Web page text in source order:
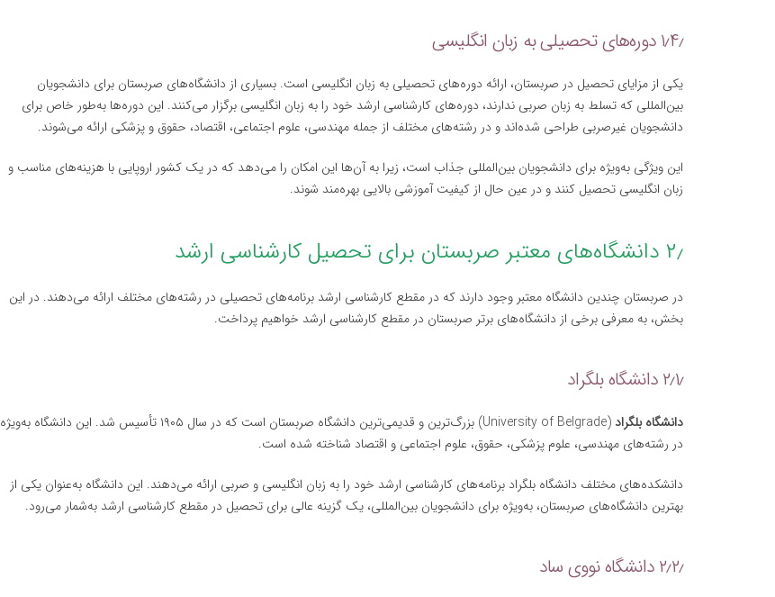
۱٫۴٫ دوره‌های تحصیلی به زبان انگلیسی
یکی از مزایای تحصیل در صربستان، ارائه دوره‌های تحصیلی به زبان انگلیسی است. بسیاری از دانشگاه‌های صربستان برای دانشجویان
بین‌المللی که تسلط به زبان صربی ندارند، دوره‌های کارشناسی ارشد خود را به زبان انگلیسی برگزار می‌کنند. این دوره‌ها به‌طور خاص برای
دانشجویان غیرصربی طراحی شده‌اند و در رشته‌های مختلف از جمله مهندسی، علوم اجتماعی، اقتصاد، حقوق و پزشکی ارائه می‌شوند.
این ویژگی به‌ویژه برای دانشجویان بین‌المللی جذاب است، زیرا به آن‌ها این امکان را می‌دهد که در یک کشور اروپایی با هزینه‌های مناسب و
زبان انگلیسی تحصیل کنند و در عین حال از کیفیت آموزشی بالایی بهره‌مند شوند.
۲٫ دانشگاه‌های معتبر صربستان برای تحصیل کارشناسی ارشد
در صربستان چندین دانشگاه معتبر وجود دارند که در مقطع کارشناسی ارشد برنامه‌های تحصیلی در رشته‌های مختلف ارائه می‌دهند. در این
بخش، به معرفی برخی از دانشگاه‌های برتر صربستان در مقطع کارشناسی ارشد خواهیم پرداخت.
۲٫۱٫ دانشگاه بلگراد
دانشگاه بلگراد
(University of Belgrade) بزرگ‌ترین و قدیمی‌ترین دانشگاه صربستان است که در سال ۱۹۰۵ تأسیس شد. این دانشگاه به‌ویژه
در رشته‌های مهندسی، علوم پزشکی، حقوق، علوم اجتماعی و اقتصاد شناخته شده است.
دانشکده‌های مختلف دانشگاه بلگراد برنامه‌های کارشناسی ارشد خود را به زبان انگلیسی و صربی ارائه می‌دهند. این دانشگاه به‌عنوان یکی از
بهترین دانشگاه‌های صربستان، به‌ویژه برای دانشجویان بین‌المللی، یک گزینه عالی برای تحصیل در مقطع کارشناسی ارشد به‌شمار می‌رود.
۲٫۲٫ دانشگاه نووی ساد